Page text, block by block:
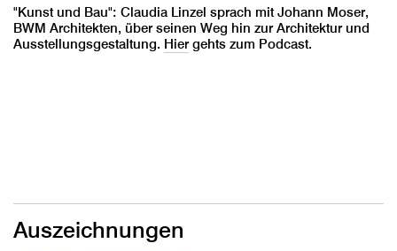
"Kunst und Bau": Claudia Linzel sprach mit Johann Moser,
BWM Architekten, über seinen Weg hin zur Architektur und
Ausstellungsgestaltung. Hiergehts zum Podcast.
Auszeichnungen